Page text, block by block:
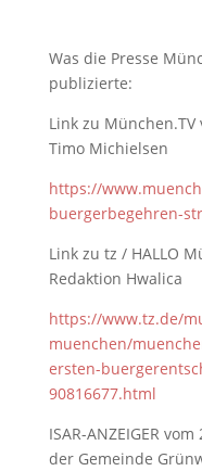
Was die Presse
publizierte:
Link zu München.TV
Timo Michielsen
https://
buergerbegehren-
Link zu tz / HALLO
Redaktion Hwalica
https://www.tz.de/
muenchen/
ersten-
90816677.html
ISAR-ANZEIGER
der Gemeinde